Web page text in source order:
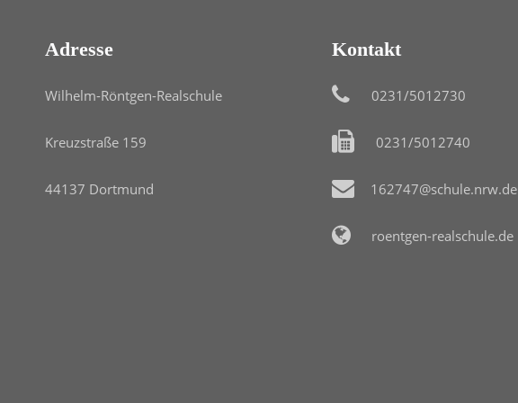
Adresse
Wilhelm-Röntgen-Realschule
Kreuzstraße 159
44137 Dortmund
Kontakt
0231/5012730
0231/5012740
162747@schule.nrw.de
roentgen-realschule.de